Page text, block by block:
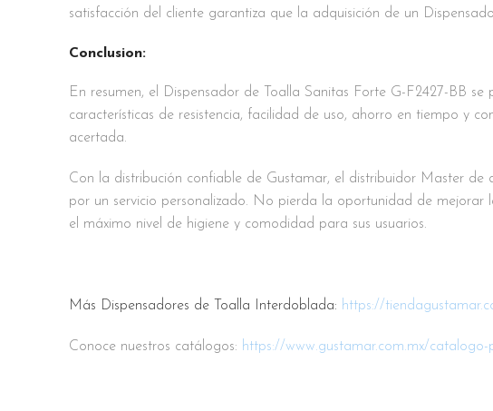
satisfacción del cliente garantiza que la adquisición de un
Conclusion:
En resumen, el Dispensador de Toalla Sanitas Forte G-F2427-BB
características de resistencia, facilidad de uso, ahorro en tiempo y
acertada.
Con la distribución confiable de Gustamar, el distribuidor Master
por un servicio personalizado. No pierda la oportunidad de mejorar
el máximo nivel de higiene y comodidad para sus usuarios.
Más Dispensadores de Toalla Interdoblada: https://
Conoce nuestros catálogos: https://www.gustamar.com.mx/